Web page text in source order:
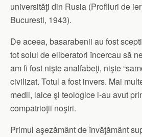
universităţi din Rusia (Profiluri de
Bucuresti, 1943).
De aceea, basarabenii au fost
tot soiul de eliberatori încercau să
am fi fost nişte analfabeţi, nişte
civilizat. Totul a fost invers. Mai
medii, laice şi teologice i-au avut
compatrioţii noştri.
Primul aşezământ de învăţământ